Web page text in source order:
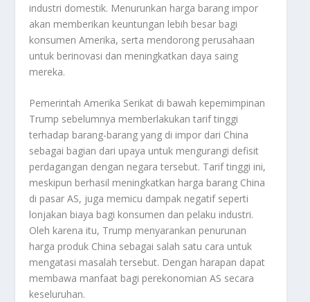
industri domestik. Menurunkan harga barang impor
akan memberikan keuntungan lebih besar bagi
konsumen Amerika, serta mendorong perusahaan
untuk berinovasi dan meningkatkan daya saing
mereka.
Pemerintah Amerika Serikat di bawah kepemimpinan
Trump sebelumnya memberlakukan tarif tinggi
terhadap barang-barang yang di impor dari China
sebagai bagian dari upaya untuk mengurangi defisit
perdagangan dengan negara tersebut. Tarif tinggi ini,
meskipun berhasil meningkatkan harga barang China
di pasar AS, juga memicu dampak negatif seperti
lonjakan biaya bagi konsumen dan pelaku industri.
Oleh karena itu, Trump menyarankan penurunan
harga produk China sebagai salah satu cara untuk
mengatasi masalah tersebut. Dengan harapan dapat
membawa manfaat bagi perekonomian AS secara
keseluruhan.